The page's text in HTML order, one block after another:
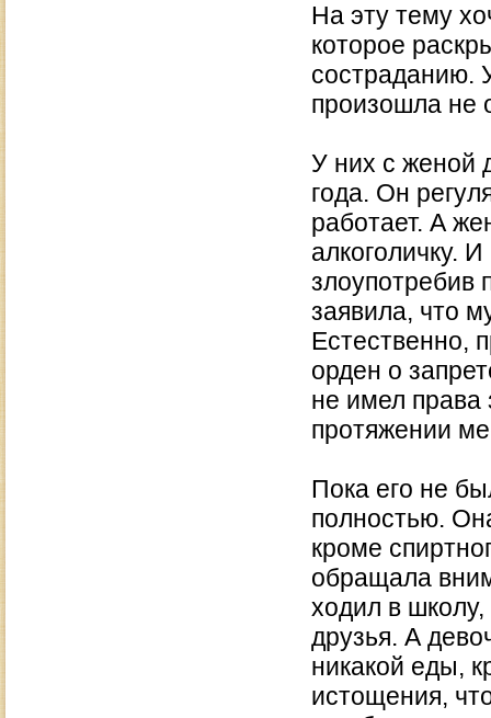
На эту тему
которое
состраданию.
произошла не
У них с женой
года. Он
работает. А
алкоголичку.
злоупотребив
заявила, что
Естественно,
орден о
не имел права
протяжении
Пока его не
полностью.
кроме
обращала
ходил в
друзья. А
никакой еды,
истощения,